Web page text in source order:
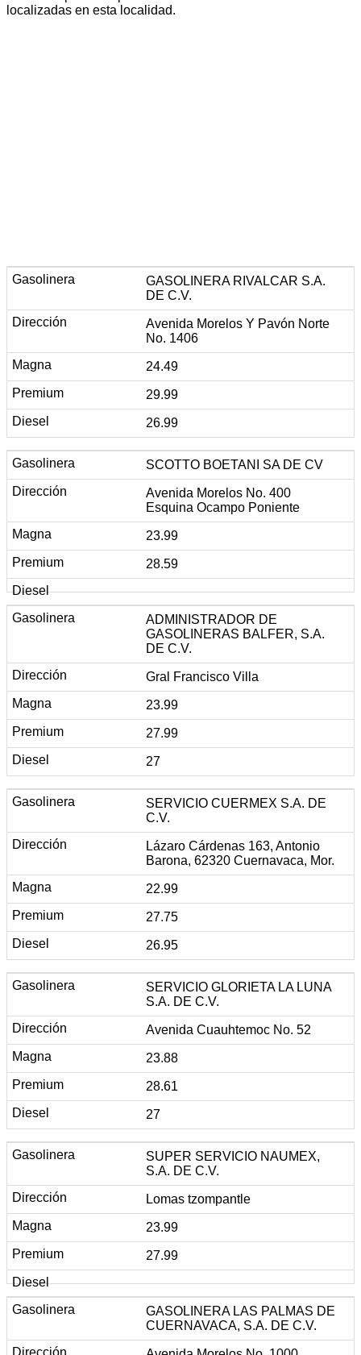
localizadas en esta localidad.
GASOLINERA RIVALCAR S.A.
DE C.V.
Avenida Morelos Y Pavón Norte
No. 1406
24.49
29.99
26.99
SCOTTO BOETANI SA DE CV
Avenida Morelos No. 400
Esquina Ocampo Poniente
23.99
28.59
ADMINISTRADOR DE
GASOLINERAS BALFER, S.A.
DE C.V.
Gral Francisco Villa
23.99
27.99
27
SERVICIO CUERMEX S.A. DE
C.V.
Lázaro Cárdenas 163, Antonio
Barona, 62320 Cuernavaca, Mor.
22.99
27.75
26.95
SERVICIO GLORIETA LA LUNA
S.A. DE C.V.
Avenida Cuauhtemoc No. 52
23.88
28.61
27
SUPER SERVICIO NAUMEX,
S.A. DE C.V.
Lomas tzompantle
23.99
27.99
GASOLINERA LAS PALMAS DE
CUERNAVACA, S.A. DE C.V.